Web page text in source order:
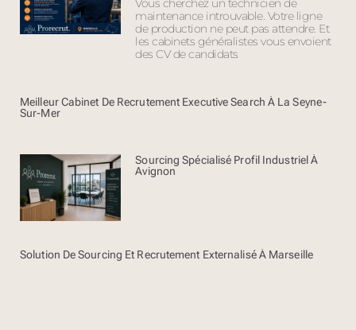
Vous cherchez un technicien de
maintenance introuvable. Votre ligne
de production ne peut pas attendre. Et
les cabinets généralistes vous envoient
des CV de candidats
Meilleur Cabinet De Recrutement Executive Search À La Seyne-
Sur-Mer
Sourcing Spécialisé Profil Industriel À
Avignon
Solution De Sourcing Et Recrutement Externalisé À Marseille